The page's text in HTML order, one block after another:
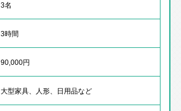
3名
3時間
90,000円
大型家具、人形、日用品など